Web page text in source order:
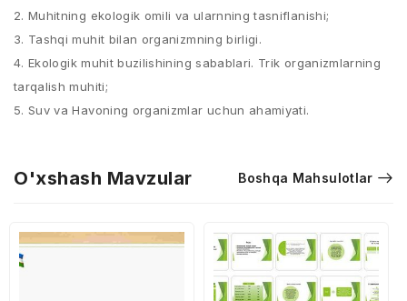
2. Muhitning ekologik omili va ularnning tasniflanishi;
3. Tashqi muhit bilan organizmning birligi.
4. Ekologik muhit buzilishining sabablari. Trik organizmlarning
tarqalish muhiti;
5. Suv va Havoning organizmlar uchun ahamiyati.
O'xshash Mavzular Boshqa Mahsulotlar